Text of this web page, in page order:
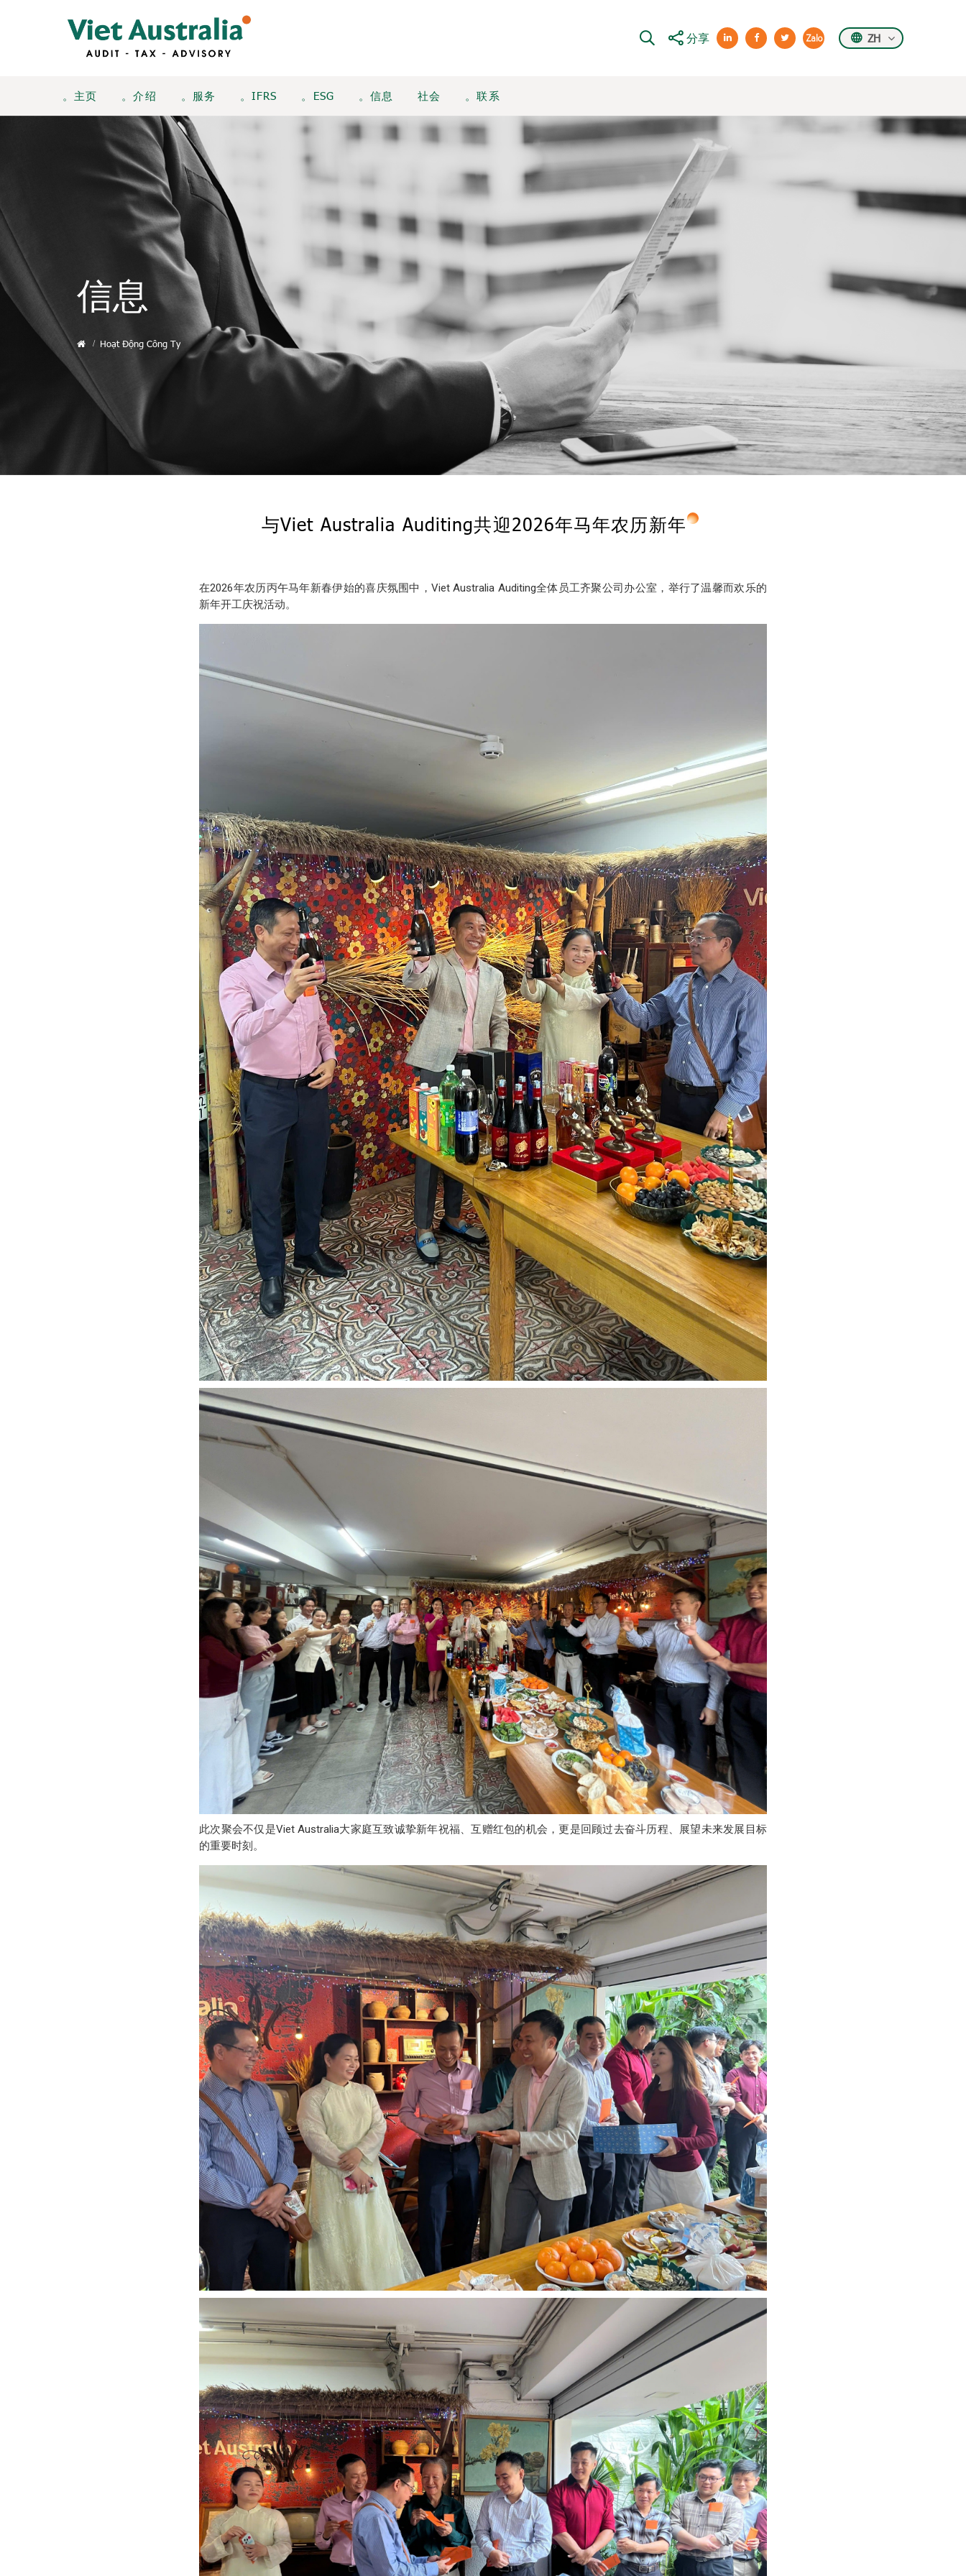
分享 ZH
。主页 。介绍 。服务 。IFRS 。ESG 。信息 社会 。联系
信息
Hoạt Động Công Ty
与Viet Australia Auditing共迎2026年马年农历新年
在2026年农历丙午马年新春伊始的喜庆氛围中，Viet Australia Auditing全体员工齐聚公司办公室，举行了温馨而欢乐的
新年开工庆祝活动。
此次聚会不仅是Viet Australia大家庭互致诚挚新年祝福、互赠红包的机会，更是回顾过去奋斗历程、展望未来发展目标
的重要时刻。